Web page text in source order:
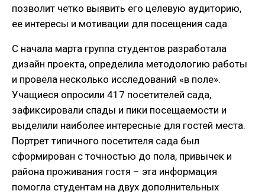
позволит четко выявить его целевую аудиторию,
ее интересы и мотивации для посещения сада.
С начала марта группа студентов разработала
дизайн проекта, определила методологию работы
и провела несколько исследований «в поле».
Учащиеся опросили 417 посетителей сада,
зафиксировали спады и пики посещаемости и
выделили наиболее интересные для гостей места.
Портрет типичного посетителя сада был
сформирован с точностью до пола, привычек и
района проживания гостя – эта информация
помогла студентам на двух дополнительных